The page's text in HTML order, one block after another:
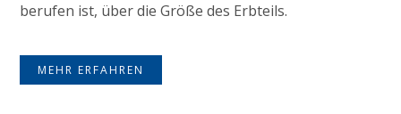
berufen ist, über die Größe des Erbteils.
MEHR ERFAHREN